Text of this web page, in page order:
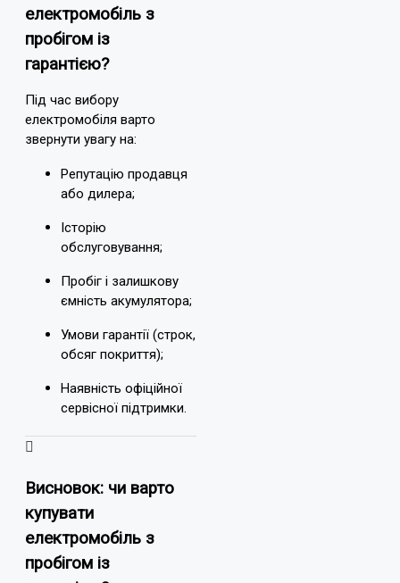
електромобіль з
пробігом із
гарантією?
Під час вибору
електромобіля варто
звернути увагу на:
Репутацію продавця
або дилера;
Історію
обслуговування;
Пробіг і залишкову
ємність акумулятора;
Умови гарантії (строк,
обсяг покриття);
Наявність офіційної
сервісної підтримки.
Висновок: чи варто
купувати
електромобіль з
пробігом із